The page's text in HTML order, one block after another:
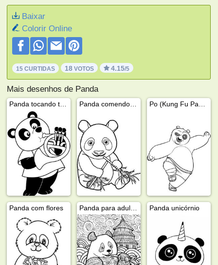
Baixar
Colorir Online
15 CURTIDAS 18 VOTOS 4.15/5
Mais desenhos de Panda
Panda com flores Panda unicórnio